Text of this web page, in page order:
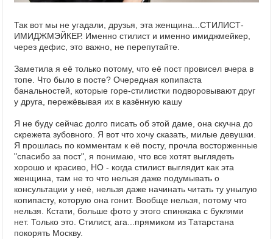
Так вот мы не угадали, друзья, эта женщина...СТИЛИСТ-
ИМИДЖМЭЙКЕР. Именно стилист и именно имиджмейкер,
через дефис, это важно, не перепутайте.
Заметила я её только потому, что её пост провисел вчера в
топе. Что было в посте? Очередная копипаста
банальностей, которые горе-стилистки подворовывают друг
у друга, пережёвывая их в казённую кашу
Я не буду сейчас долго писать об этой даме, она скучна до
скрежета зубовного. Я вот что хочу сказать, милые девушки.
Я прошлась по комментам к её посту, прочла восторженные
"спасибо за пост", я понимаю, что все хотят выглядеть
хорошо и красиво, НО - когда стилист выглядит как эта
женщина, там не то что нельзя даже подумывать о
консультации у неё, нельзя даже начинать читать ту унылую
копипасту, которую она гонит. Вообще нельзя, потому что
нельзя. Кстати, больше фото у этого спинжака с буклями
нет. Только это. Стилист, ага...прямиком из Татарстана
покорять Москву.